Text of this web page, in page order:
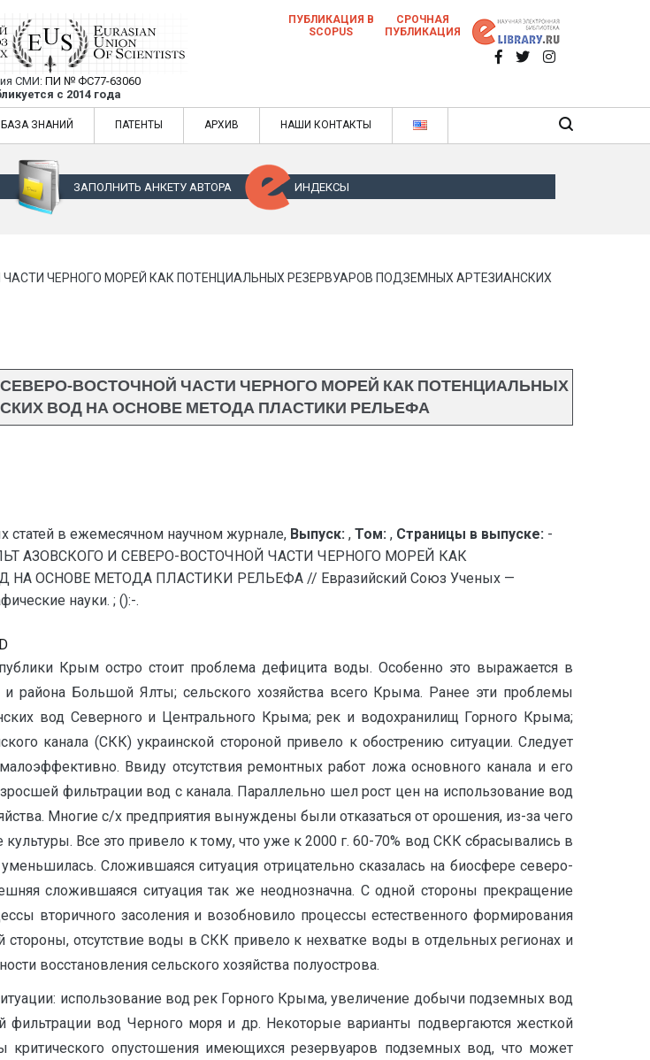
Ученых — публикация научных статей в ежемесячном научном
журнале
СМИ:ПИ № ФС77-63060
с 2014 года
— публикация научных статей в ежемесячном научном журнале
ПУБЛИКАЦИЯ В
SCOPUS
СРОЧНАЯ
ПУБЛИКАЦИЯ
БАЗА ЗНАНИЙ ПАТЕНТЫ АРХИВ НАШИ КОНТАКТЫ
ЗАПОЛНИТЬ АНКЕТУ АВТОРА ИНДЕКСЫ
ЧЕРНОГО МОРЕЙ КАК ПОТЕНЦИАЛЬНЫХ РЕЗЕРВУАРОВ ПОДЗЕМНЫХ АРТЕЗИАНСКИХ
ВОСТОЧНОЙ ЧАСТИ ЧЕРНОГО МОРЕЙ КАК ПОТЕНЦИАЛЬНЫХ
ВОД НА ОСНОВЕ МЕТОДА ПЛАСТИКИ РЕЛЬЕФА
статей в ежемесячном научном журнале, Выпуск: , Том: , Страницы в выпуске: -
АЗОВСКОГО И СЕВЕРО-ВОСТОЧНОЙ ЧАСТИ ЧЕРНОГО МОРЕЙ КАК
ОСНОВЕ МЕТОДА ПЛАСТИКИ РЕЛЬЕФА // Евразийский Союз Ученых —
науки. ; ():-.
Крым остро стоит проблема дефицита воды. Особенно это выражается в
и района Большой Ялты; сельского хозяйства всего Крыма. Ранее эти проблемы
вод Северного и Центрального Крыма; рек и водохранилищ Горного Крыма;
канала (СКК) украинской стороной привело к обострению ситуации. Следует
Ввиду отсутствия ремонтных работ ложа основного канала и его
фильтрации вод с канала. Параллельно шел рост цен на использование вод
Многие с/х предприятия вынуждены были отказаться от орошения, из-за чего
Все это привело к тому, что уже к 2000 г. 60-70% вод СКК сбрасывались в
Сложившаяся ситуация отрицательно сказалась на биосфере северо-
сложившаяся ситуация так же неоднозначна. С одной стороны прекращение
вторичного засоления и возобновило процессы естественного формирования
отсутствие воды в СКК привело к нехватке воды в отдельных регионах и
восстановления сельского хозяйства полуострова.
использование вод рек Горного Крыма, увеличение добычи подземных вод
фильтрации вод Черного моря и др. Некоторые варианты подвергаются жесткой
критического опустошения имеющихся резервуаров подземных вод, что может